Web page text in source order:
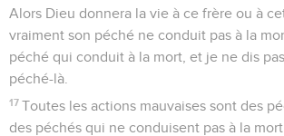
Alors Dieu donnera la vie à ce frère ou à
vraiment son péché ne conduit pas à la
péché qui conduit à la mort, et je ne dis
péché-là.
17 Toutes les actions mauvaises sont des
des péchés qui ne conduisent pas à la mort.